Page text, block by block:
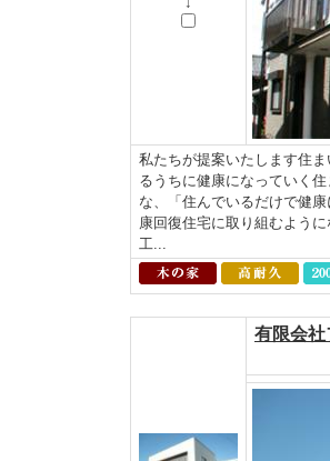
私たちが提案いたします住
るうちに健康になっていく
な、「住んでいるだけで健
康回復住宅に取り組むよう
工...
有限会社